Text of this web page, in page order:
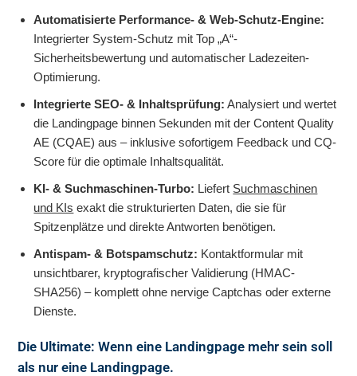
Automatisierte Performance- & Web-Schutz-Engine:
Integrierter System-Schutz mit Top „A“-
Sicherheitsbewertung und automatischer Ladezeiten-
Optimierung.
Integrierte SEO- & Inhaltsprüfung: Analysiert und wertet
die Landingpage binnen Sekunden mit der Content Quality
AE (CQAE) aus – inklusive sofortigem Feedback und CQ-
Score für die optimale Inhaltsqualität.
KI- & Suchmaschinen-Turbo: Liefert Suchmaschinen
und KIs exakt die strukturierten Daten, die sie für
Spitzenplätze und direkte Antworten benötigen.
Antispam- & Botspamschutz: Kontaktformular mit
unsichtbarer, kryptografischer Validierung (HMAC-
SHA256) – komplett ohne nervige Captchas oder externe
Dienste.
Die Ultimate: Wenn eine Landingpage mehr sein soll
als nur eine Landingpage.